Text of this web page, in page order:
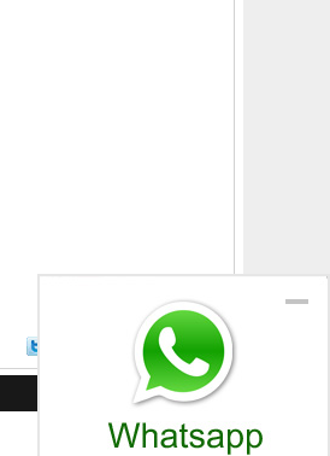
分享給朋友